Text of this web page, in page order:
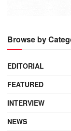
Browse by
EDITORIAL
FEATURED
INTERVIEW
NEWS